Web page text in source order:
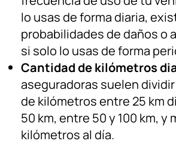
lo usas de forma diaria,
probabilidades de daños o
si solo lo usas de forma
Cantidad de kilómetros
aseguradoras suelen
de kilómetros entre 25 km
50 km, entre 50 y 100 km, y
kilómetros al día.